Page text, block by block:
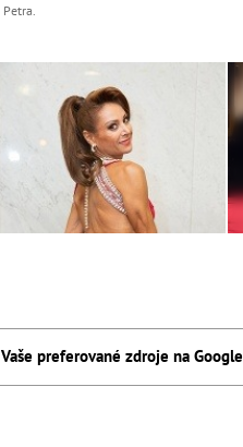
preferované zdroje na Google